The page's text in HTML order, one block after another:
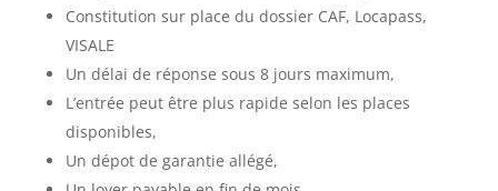
Constitution sur place du dossier CAF, Locapass,
VISALE
Un délai de réponse sous 8 jours maximum,
L’entrée peut être plus rapide selon les places
disponibles,
Un dépot de garantie allégé,